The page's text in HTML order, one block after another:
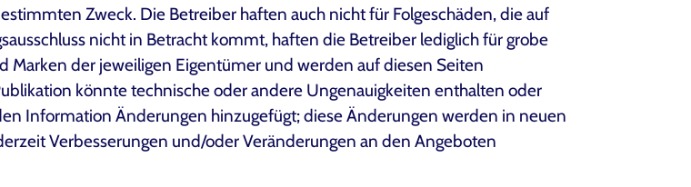
Zweck. Die Betreiber haften auch nicht für Folgeschäden, die auf
nicht in Betracht kommt, haften die Betreiber lediglich für grobe
Marken der jeweiligen Eigentümer und werden auf diesen Seiten
könnte technische oder andere Ungenauigkeiten enthalten oder
Information Änderungen hinzugefügt; diese Änderungen werden in neuen
Verbesserungen und/oder Veränderungen an den Angeboten